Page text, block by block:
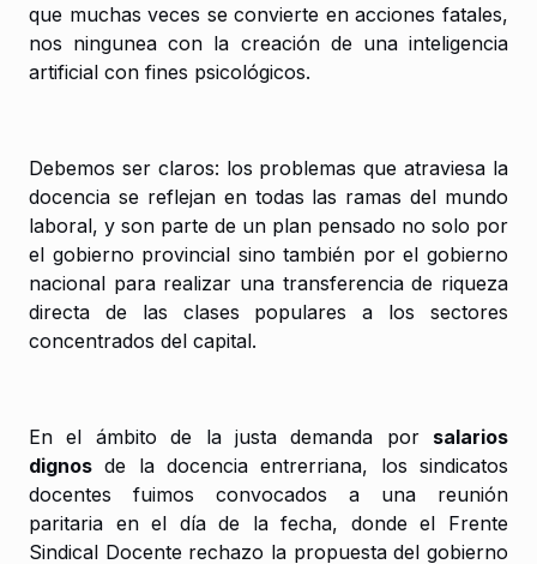
que muchas veces se convierte en acciones fatales,
nos ningunea con la creación de una inteligencia
artificial con fines psicológicos.
Debemos ser claros: los problemas que atraviesa la
docencia se reflejan en todas las ramas del mundo
laboral, y son parte de un plan pensado no solo por
el gobierno provincial sino también por el gobierno
nacional para realizar una transferencia de riqueza
directa de las clases populares a los sectores
concentrados del capital.
En el ámbito de la justa demanda por salarios
dignos de la docencia entrerriana, los sindicatos
docentes fuimos convocados a una reunión
paritaria en el día de la fecha, donde el Frente
Sindical Docente rechazo la propuesta del gobierno